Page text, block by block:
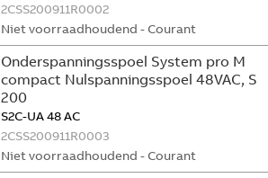
2CSS200911R0002
Niet voorraadhoudend - Courant
Onderspanningsspoel System pro M
compact Nulspanningsspoel 48VAC, S
200
S2C-UA 48 AC
2CSS200911R0003
Niet voorraadhoudend - Courant